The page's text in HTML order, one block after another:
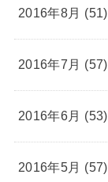
2016年8月 (51)
2016年7月 (57)
2016年6月 (53)
2016年5月 (57)